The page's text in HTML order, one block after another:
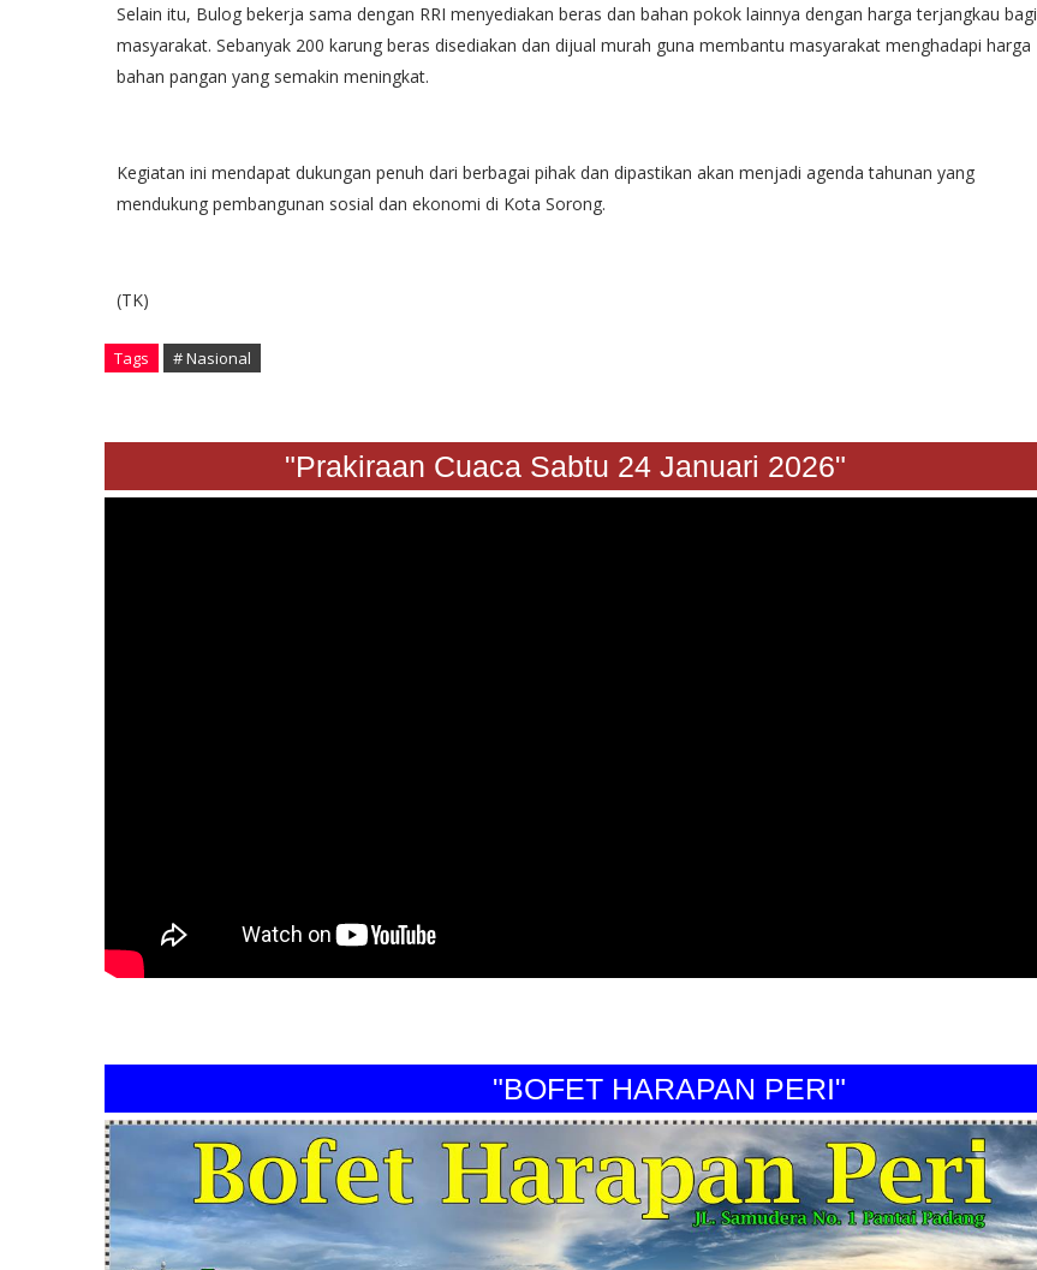
Selain itu, Bulog bekerja sama dengan RRI menyediakan beras dan bahan pokok lainnya dengan harga terjangkau bagi
masyarakat. Sebanyak 200 karung beras disediakan dan dijual murah guna membantu masyarakat menghadapi harga
bahan pangan yang semakin meningkat.
Kegiatan ini mendapat dukungan penuh dari berbagai pihak dan dipastikan akan menjadi agenda tahunan yang
mendukung pembangunan sosial dan ekonomi di Kota Sorong.
(TK)
Tags # Nasional
"Prakiraan Cuaca Sabtu 24 Januari 2026"
"BOFET HARAPAN PERI"